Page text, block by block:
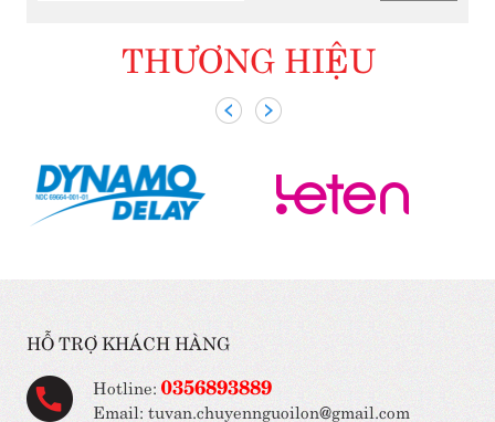
THƯƠNG HIỆU
HỖ TRỢ KHÁCH HÀNG
Hotline: 0356893889
Email: tuvan.chuyennguoilon@gmail.com